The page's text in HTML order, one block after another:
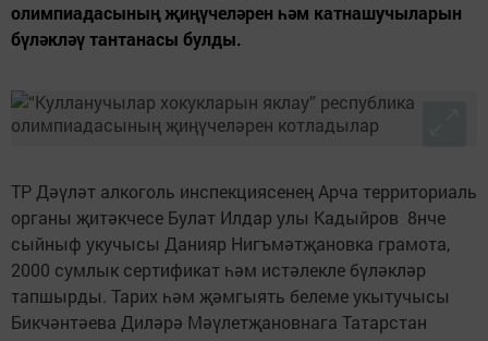
олимпиадасының җиңүчеләрен һәм катнашучыларын
бүләкләү тантанасы булды.
ТР Дәүләт алкоголь инспекциясенең Арча территориаль
органы җитәкчесе Булат Илдар улы Кадыйров 8нче
сыйныф укучысы Данияр Нигъмәтҗановка грамота,
2000 сумлык сертификат һәм истәлекле бүләкләр
тапшырды. Тарих һәм җәмгыять белеме укытучысы
Бикчәнтәева Диләрә Мәүлетҗановнага Татарстан